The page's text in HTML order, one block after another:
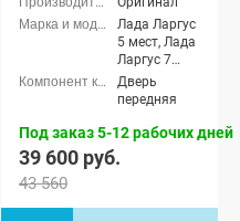
Лада Ларгус
5 мест, Лада
Ларгус 7
мест, Лада
Ларгус
мест, Лада
Кросс 7 мест
Дверь
передняя
Под заказ 5-12 рабочих дней
39 600 руб.
43 560